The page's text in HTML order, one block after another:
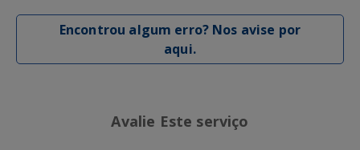
Encontrou algum erro? Nos avise por
aqui.
Avalie Este serviço